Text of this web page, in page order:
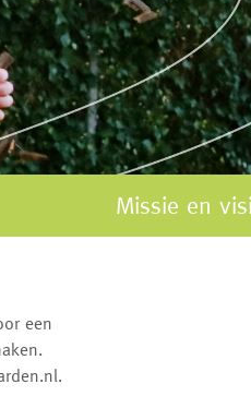
Missie en
een